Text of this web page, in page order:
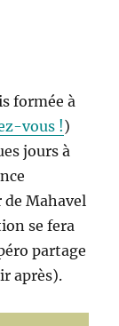
formée à
vous !)
jours à
de Mahavel
se fera
partage
après).